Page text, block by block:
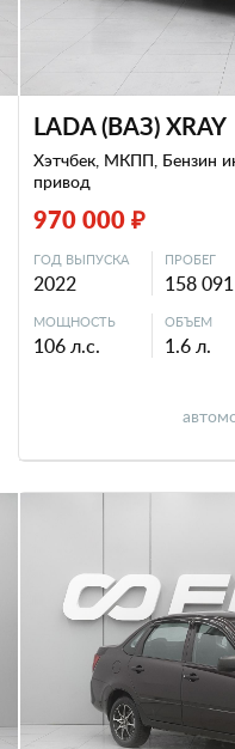
LADA (ВАЗ) XRAY
Хэтчбек, МКПП, Бензин
привод
970 000 ₽
ГОД ВЫПУСКА
2022
ПРОБЕГ
158
МОЩНОСТЬ
106 л.с.
ОБЪЕМ
1.6 л.